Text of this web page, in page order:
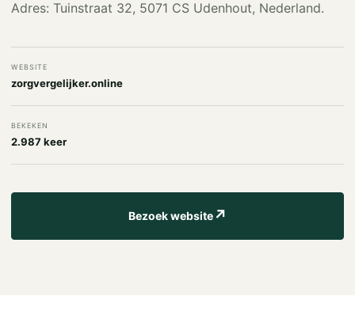
Adres: Tuinstraat 32, 5071 CS Udenhout, Nederland.
WEBSITE
zorgvergelijker.online
BEKEKEN
2.987 keer
Bezoek website↗